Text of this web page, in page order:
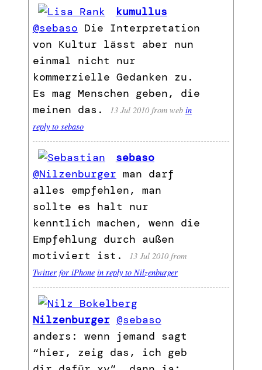
kumullus
@sebaso Die Interpretation
von Kultur lässt aber nun
einmal nicht nur
kommerzielle Gedanken zu.
Es mag Menschen geben, die
meinen das.
13 Jul 2010 from web in
reply to sebaso
sebaso
@Nilzenburger man darf
alles empfehlen, man
sollte es halt nur
kenntlich machen, wenn die
Empfehlung durch außen
motiviert ist.
13 Jul 2010 from
Twitter for iPhone in reply to Nilzenburger
Nilzenburger @sebaso
anders: wenn jemand sagt
“hier, zeig das, ich geb